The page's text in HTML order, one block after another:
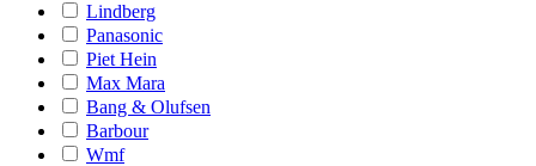
Lindberg
Panasonic
Piet Hein
Max Mara
Bang & Olufsen
Barbour
Wmf